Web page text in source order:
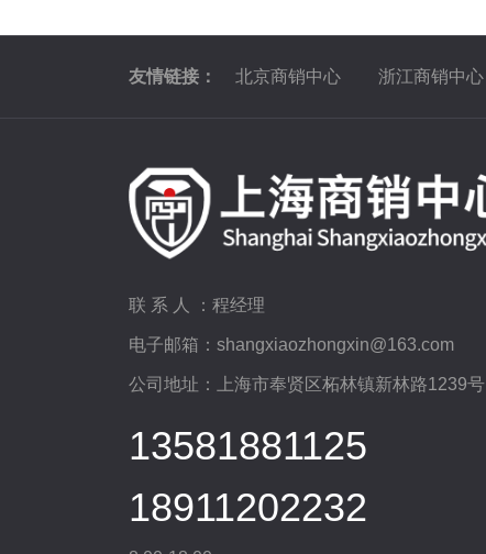
友情链接： 北京商销中心 浙江商销中心
联 系 人 ：程经理
电子邮箱：shangxiaozhongxin@163.com
公司地址：上海市奉贤区柘林镇新林路1239号
13581881125
18911202232